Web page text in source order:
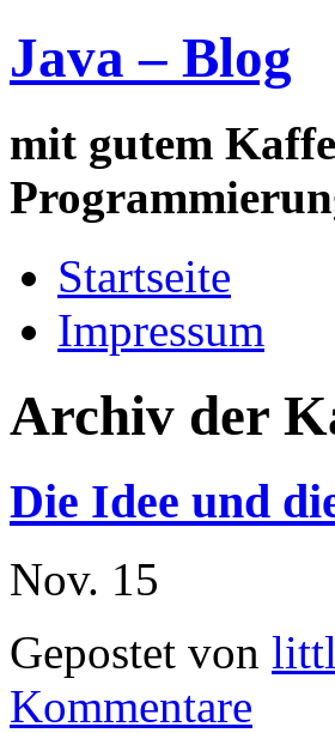
Java – Blog
mit gutem
Startseite
Impressum
Archiv der
Die Idee und
Nov. 15
Gepostet von
Kommentare